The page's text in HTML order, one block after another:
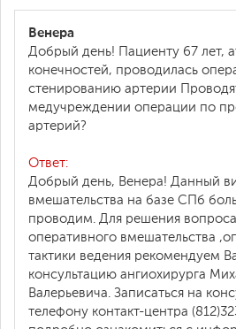
Венера
Добрый день! Пациенту 67 лет,
конечностей, проводилась
стенированию артерии
медучреждении операции по
артерий?
Ответ:
Добрый день, Венера! Данный
вмешательства на базе СПб
проводим. Для решения
оперативного вмешательства
тактики ведения рекомендуем
консультацию ангиохирурга
Валерьевича. Записаться на
телефону контакт-центра